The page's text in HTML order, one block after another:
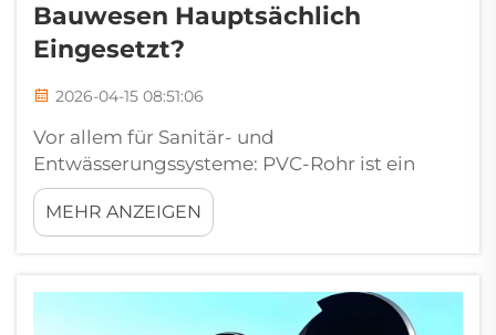
Bauwesen Hauptsächlich
Eingesetzt?
2026-04-15 08:51:06
Vor allem für Sanitär- und
Entwässerungssysteme: PVC-Rohr ist ein
zentraler Bestandteil von Sanitär- und
Entwässerungssystemen im Neubau. PVC-
Rohre für Erdboden- und Abwasserabfuhr
Wohn- als auch im Gewerbebau eingesetzt.
MEHR ANZEIGEN